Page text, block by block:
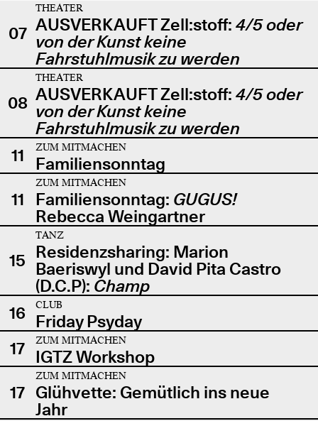
07
THEATER
AUSVERKAUFT Zell:stoff: 4/5 oder
von der Kunst keine
Fahrstuhlmusik zu werden
08
THEATER
AUSVERKAUFT Zell:stoff: 4/5 oder
von der Kunst keine
Fahrstuhlmusik zu werden
11
ZUM MITMACHEN
Familiensonntag
11
ZUM MITMACHEN
Familiensonntag: GUGUS!
Rebecca Weingartner
15
TANZ
Residenzsharing: Marion
Baeriswyl und David Pita Castro
(D.C.P): Champ
16
CLUB
Friday Psyday
17
ZUM MITMACHEN
IGTZ Workshop
17
ZUM MITMACHEN
Glühvette: Gemütlich ins neue
Jahr